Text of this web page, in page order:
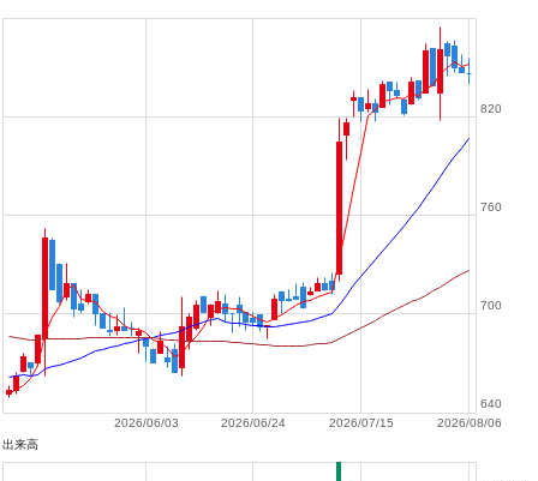
2026/08/06
2026/07/15
2026/06/24
2026/06/03
640
700
760
820
出来高